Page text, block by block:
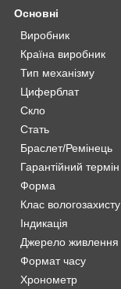
Основні
Виробник
Країна виробник
Тип механізму
Циферблат
Скло
Стать
Браслет/Ремінець
Гарантійний термін
Форма
Клас вологозахисту
Індикація
Джерело живлення
Формат часу
Хронометр